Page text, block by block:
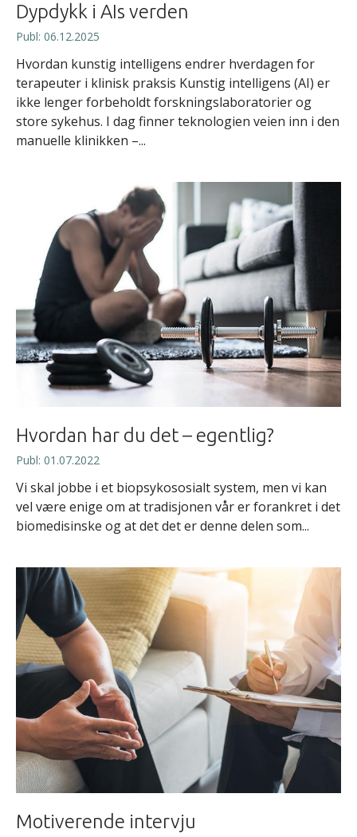
Dypdykk i AIs verden
Publ: 06.12.2025
Hvordan kunstig intelligens endrer hverdagen for
terapeuter i klinisk praksis Kunstig intelligens (AI) er
ikke lenger forbeholdt forskningslaboratorier og
store sykehus. I dag finner teknologien veien inn i den
manuelle klinikken –...
Hvordan har du det – egentlig?
Publ: 01.07.2022
Vi skal jobbe i et biopsykososialt system, men vi kan
vel være enige om at tradisjonen vår er forankret i det
biomedisinske og at det det er denne delen som...
Motiverende intervju